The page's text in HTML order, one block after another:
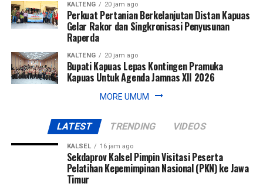
KALTENG 20 jam ago
Perkuat Pertanian Berkelanjutan Distan Kapuas
Gelar Rakor dan Singkronisasi Penyusunan
Raperda
KALTENG 20 jam ago
Bupati Kapuas Lepas Kontingen Pramuka
Kapuas Untuk Agenda Jamnas XII 2026
MORE UMUM
LATEST TRENDING VIDEOS
KALSEL 16 jam ago
Sekdaprov Kalsel Pimpin Visitasi Peserta
Pelatihan Kepemimpinan Nasional (PKN) ke Jawa
Timur